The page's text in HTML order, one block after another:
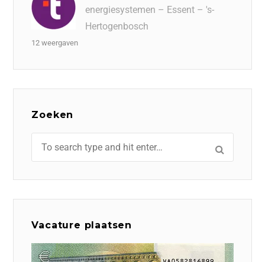
energiesystemen – Essent – 's-
Hertogenbosch
12 weergaven
Zoeken
Vacature plaatsen